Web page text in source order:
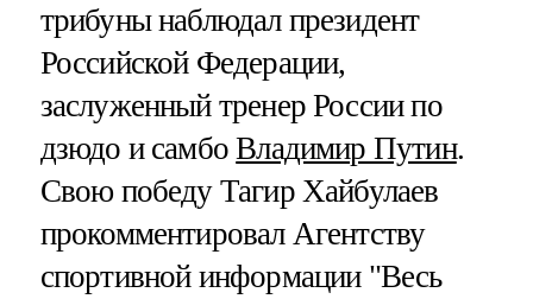
трибуны наблюдал президент
Российской Федерации,
заслуженный тренер России по
дзюдо и самбоВладимир Путин.
Свою победу Тагир Хайбулаев
прокомментировал Агентству
спортивной информации "Весь